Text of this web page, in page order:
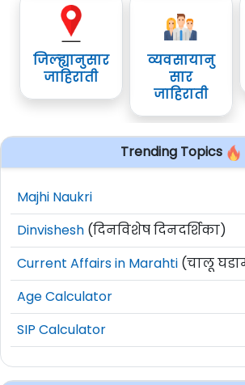
जिल्ह्यानुसार
जाहिराती
व्यवसायानु
सार
जाहिराती
Trending Topics
Majhi Naukri
Dinvishesh (दिनविशेष दिनदर्शिका)
Current Affairs in Marahti (चालू
Age Calculator
SIP Calculator